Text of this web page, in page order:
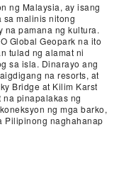
ng Malaysia, ay isang
sa malinis nitong
na pamana ng kultura.
Global Geopark na ito
tulad ng alamat ni
sa isla. Dinarayo ang
na resorts, at
Bridge at Kilim Karst
na pinapalakas ng
ng mga barko,
Pilipinong naghahanap